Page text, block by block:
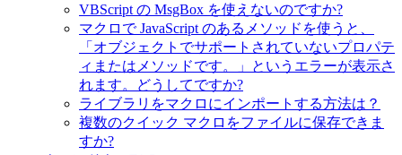
VBScript の MsgBox を使えないのですか?
マクロで JavaScript のあるメソッドを使うと、
「オブジェクトでサポートされていないプロパテ
ィまたはメソッドです。」というエラーが表示さ
れます。どうしてですか?
ライブラリをマクロにインポートする方法は？
複数のクイック マクロをファイルに保存できま
すか?